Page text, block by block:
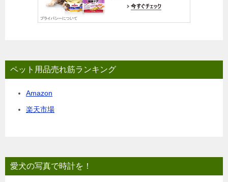
ペット用品売れ筋ランキング
Amazon
楽天市場
愛犬の写真で時計を！